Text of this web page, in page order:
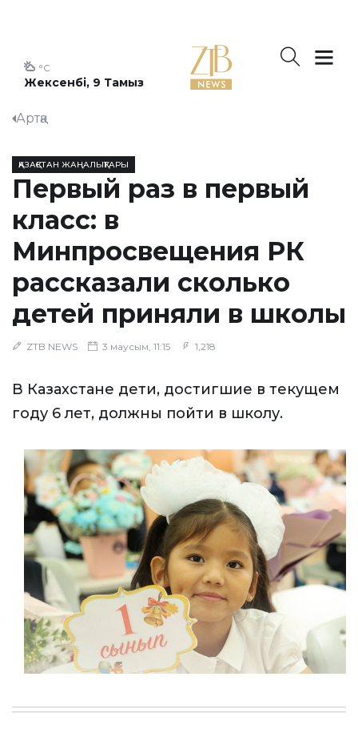
Жексенбі, 9 Тамыз
°C
Артқа
ҚАЗАҚСТАН ЖАҢАЛЫҚТАРЫ
Первый раз в первый
класс: в
Минпросвещения РК
рассказали сколько
детей приняли в школы
ZTB NEWS 3 маусым, 11:15 1,218
В Казахстане дети, достигшие в текущем
году 6 лет, должны пойти в школу.